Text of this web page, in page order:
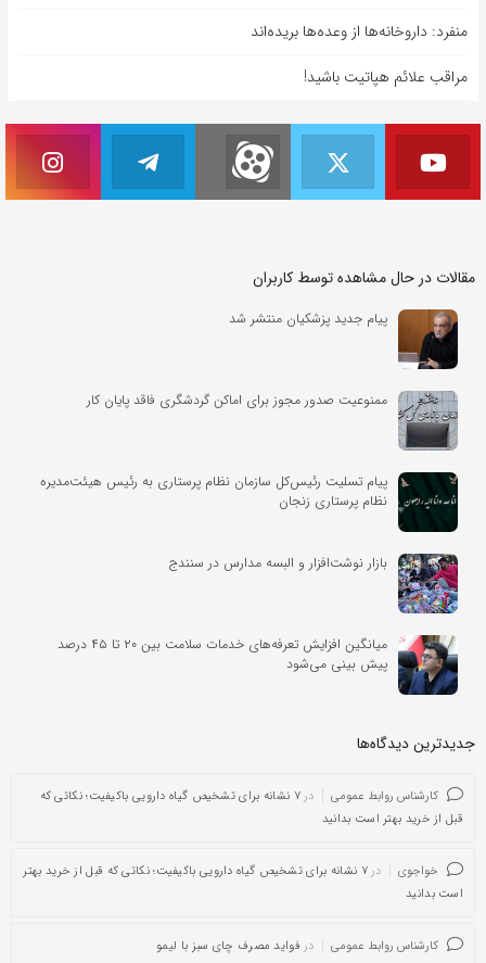
منفرد: داروخانه‌ها از وعده‌ها بریده‌اند
مراقب علائم هپاتیت باشید!
مقالات در حال مشاهده توسط کاربران
پیام جدید پزشکیان منتشر شد
ممنوعیت صدور مجوز برای اماکن گردشگری فاقد پایان کار
پیام تسلیت رئیس‌کل سازمان نظام پرستاری به رئیس هیئت‌مدیره
نظام پرستاری زنجان
بازار نوشت‌افزار و البسه مدارس در سنندج
میانگین افزایش تعرفه‌های خدمات سلامت بین ۲۰ تا ۴۵ درصد
پیش بینی می‌شود
جدیدترین دیدگاه‌‌ها
کارشناس روابط عمومی در
۷ نشانه برای تشخیص گیاه دارویی باکیفیت؛ نکاتی که
قبل از خرید بهتر است بدانید
خواجوی در
۷ نشانه برای تشخیص گیاه دارویی باکیفیت؛ نکاتی که قبل از خرید بهتر
است بدانید
کارشناس روابط عمومی در فواید مصرف چای سبز با لیمو